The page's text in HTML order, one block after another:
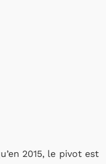
2015, le pivot est